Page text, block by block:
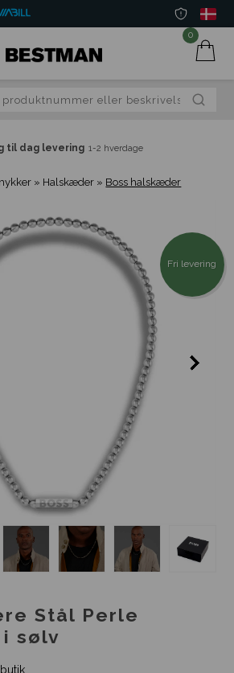
0
til dag levering 1-2 hverdage
» Halskæder » Boss halskæder
Fri levering
Stål Perle
sølv
butik